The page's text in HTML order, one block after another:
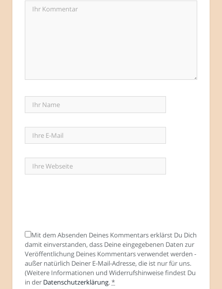
Mit dem Absenden Deines Kommentars erklärst Du Dich
damit einverstanden, dass Deine eingegebenen Daten zur
Veröffentlichung Deines Kommentars verwendet werden -
außer natürlich Deiner E-Mail-Adresse, die ist nur für uns.
(Weitere Informationen und Widerrufshinweise findest Du
in der Datenschutzerklärung.*